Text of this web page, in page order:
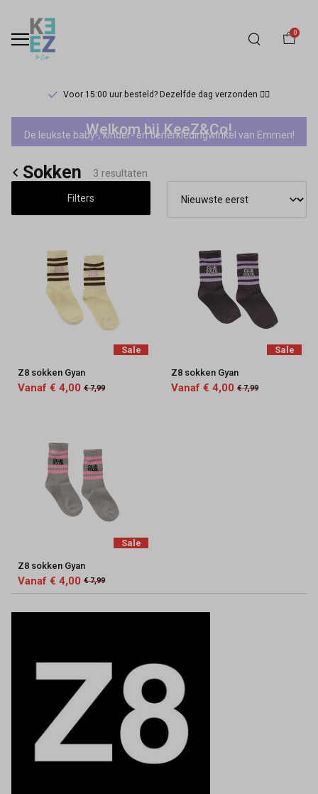
0
Voor 15:00 uur besteld? Dezelfde dag verzonden 🏃‍♀️
Sokken
Keez&Co
Welkom bij KeeZ&Co!
De leukste baby-, kinder- en tienerkledingwinkel van Emmen!
Sokken 3 resultaten
Filters
Sale
Z8 sokken Gyan
Vanaf € 4,00 € 7,99
Sale
Z8 sokken Gyan
Vanaf € 4,00 € 7,99
Sale
Z8 sokken Gyan
Vanaf € 4,00 € 7,99